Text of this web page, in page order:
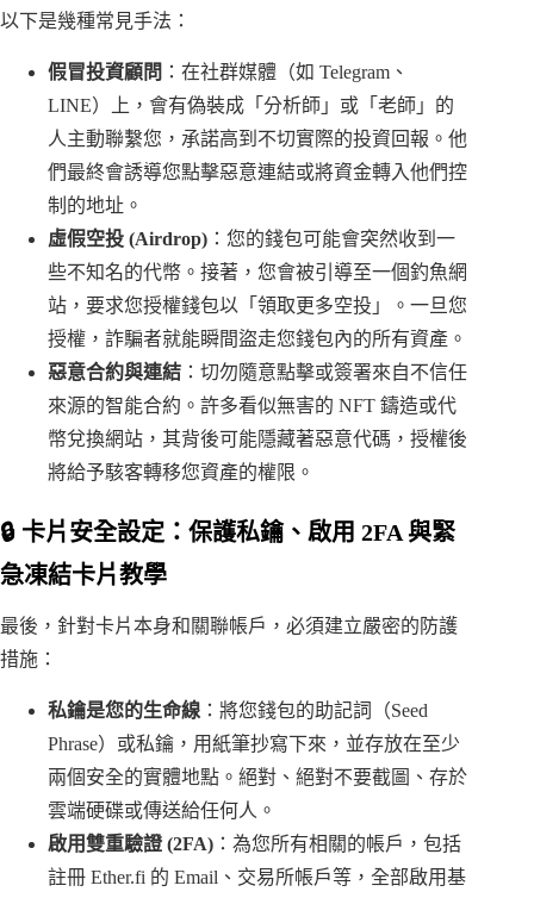
以下是幾種常見手法：
假冒投資顧問 ：在社群媒體（如 Telegram、
LINE）上，會有偽裝成「分析師」或「老師」的
人主動聯繫您，承諾高到不切實際的投資回報。他
們最終會誘導您點擊惡意連結或將資金轉入他們控
制的地址。
虛假空投 (Airdrop) ：您的錢包可能會突然收到一
些不知名的代幣。接著，您會被引導至一個釣魚網
站，要求您授權錢包以「領取更多空投」。一旦您
授權，詐騙者就能瞬間盜走您錢包內的所有資產。
惡意合約與連結 ：切勿隨意點擊或簽署來自不信任
來源的智能合約。許多看似無害的 NFT 鑄造或代
幣兌換網站，其背後可能隱藏著惡意代碼，授權後
將給予駭客轉移您資產的權限。
🔒 卡片安全設定：保護私鑰、啟用 2FA 與緊
急凍結卡片教學
最後，針對卡片本身和關聯帳戶，必須建立嚴密的防護
措施：
私鑰是您的生命線 ：將您錢包的助記詞（Seed
Phrase）或私鑰，用紙筆抄寫下來，並存放在至少
兩個安全的實體地點。絕對、絕對不要截圖、存於
雲端硬碟或傳送給任何人。
啟用雙重驗證 (2FA) ：為您所有相關的帳戶，包括
註冊 Ether.fi 的 Email、交易所帳戶等，全部啟用基